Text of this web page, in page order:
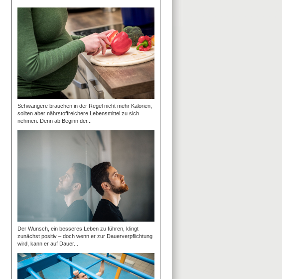
Schwangere brauchen in der Regel nicht mehr Kalorien,
sollten aber nährstoffreichere Lebensmittel zu sich
nehmen. Denn ab Beginn der...
Der Wunsch, ein besseres Leben zu führen, klingt
zunächst positiv – doch wenn er zur Dauerverpflichtung
wird, kann er auf Dauer...